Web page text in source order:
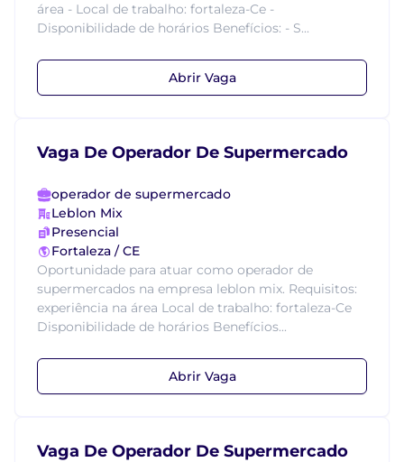
área - Local de trabalho: fortaleza-Ce -
Disponibilidade de horários Benefícios: - S...
Abrir Vaga
Vaga De Operador De Supermercado
operador de supermercado
Leblon Mix
Presencial
Fortaleza / CE
Oportunidade para atuar como operador de
supermercados na empresa leblon mix. Requisitos:
experiência na área Local de trabalho: fortaleza-Ce
Disponibilidade de horários Benefícios...
Abrir Vaga
Vaga De Operador De Supermercado